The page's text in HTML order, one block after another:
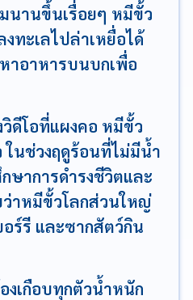
นานขึ้นเรื่อยๆ หมีขั้ว
ทะเลไปล่าเหยื่อได้
าอาหารบนบกเพื่อ
ดีโอที่แผงคอ หมีขั้ว
ในช่วงฤดูร้อนที่ไม่มีน้ำ
ษาการดำรงชีวิตและ
าหมีขั้วโลกส่วนใหญ่
ร์รี และซากสัตว์กิน
งเกือบทุกตัวน้ำหนัก